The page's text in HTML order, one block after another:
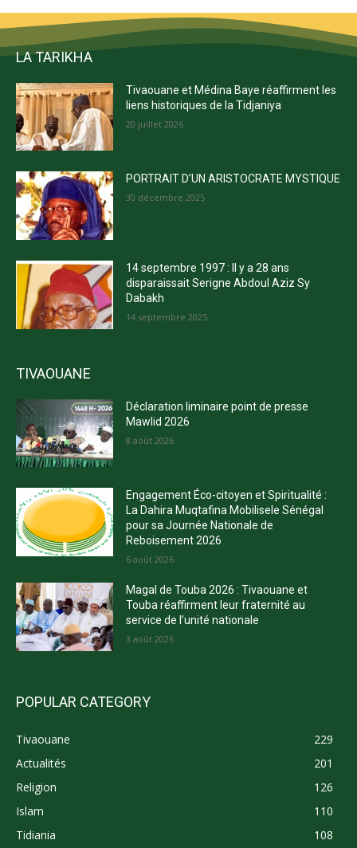
LA TARIKHA
Tivaouane et Médina Baye réaffirment les
liens historiques de la Tidjaniya
20 juillet 2026
PORTRAIT D’UN ARISTOCRATE MYSTIQUE
30 décembre 2025
14 septembre 1997 : Il y a 28 ans
disparaissait Serigne Abdoul Aziz Sy
Dabakh
14 septembre 2025
TIVAOUANE
Déclaration liminaire point de presse
Mawlid 2026
8 août 2026
Engagement Éco-citoyen et Spiritualité :
La Dahira Muqtafina Mobilisele Sénégal
pour sa Journée Nationale de
Reboisement 2026
6 août 2026
Magal de Touba 2026 : Tivaouane et
Touba réaffirment leur fraternité au
service de l’unité nationale
3 août 2026
POPULAR CATEGORY
Tivaouane
229
Actualités
201
Religion
126
Islam
110
Tidiania
108